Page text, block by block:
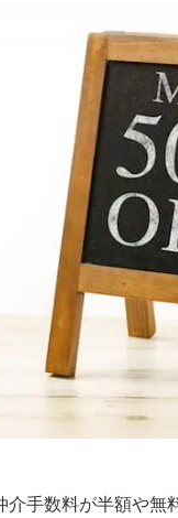
手数料が半額や無